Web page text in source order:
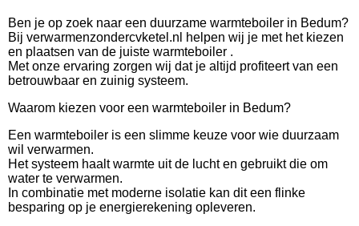
Ben je op zoek naar een duurzame warmteboiler in Bedum?
Bij verwarmenzondercvketel.nl helpen wij je met het kiezen
en plaatsen van de juiste warmteboiler .
Met onze ervaring zorgen wij dat je altijd profiteert van een
betrouwbaar en zuinig systeem.
Waarom kiezen voor een warmteboiler in Bedum?
Een warmteboiler is een slimme keuze voor wie duurzaam
wil verwarmen.
Het systeem haalt warmte uit de lucht en gebruikt die om
water te verwarmen.
In combinatie met moderne isolatie kan dit een flinke
besparing op je energierekening opleveren.